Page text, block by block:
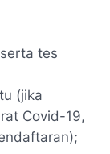
tes
(jika
Covid-19,